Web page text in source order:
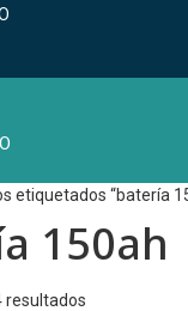
etiquetados “batería
150ah
resultados